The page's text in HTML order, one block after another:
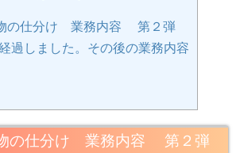
の仕分け 業務内容 第２弾
過しました。その後の業務内容
の仕分け 業務内容 第２弾